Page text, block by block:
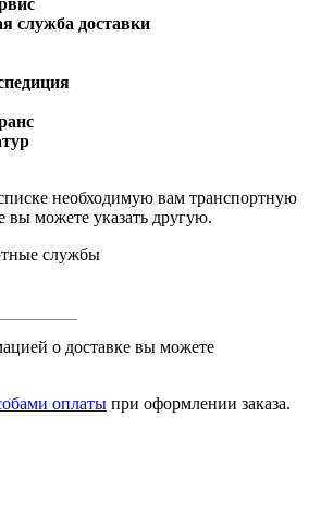
служба доставки
необходимую вам транспортную
вы можете указать другую.
службы
о доставке вы можете
оплаты при оформлении заказа.